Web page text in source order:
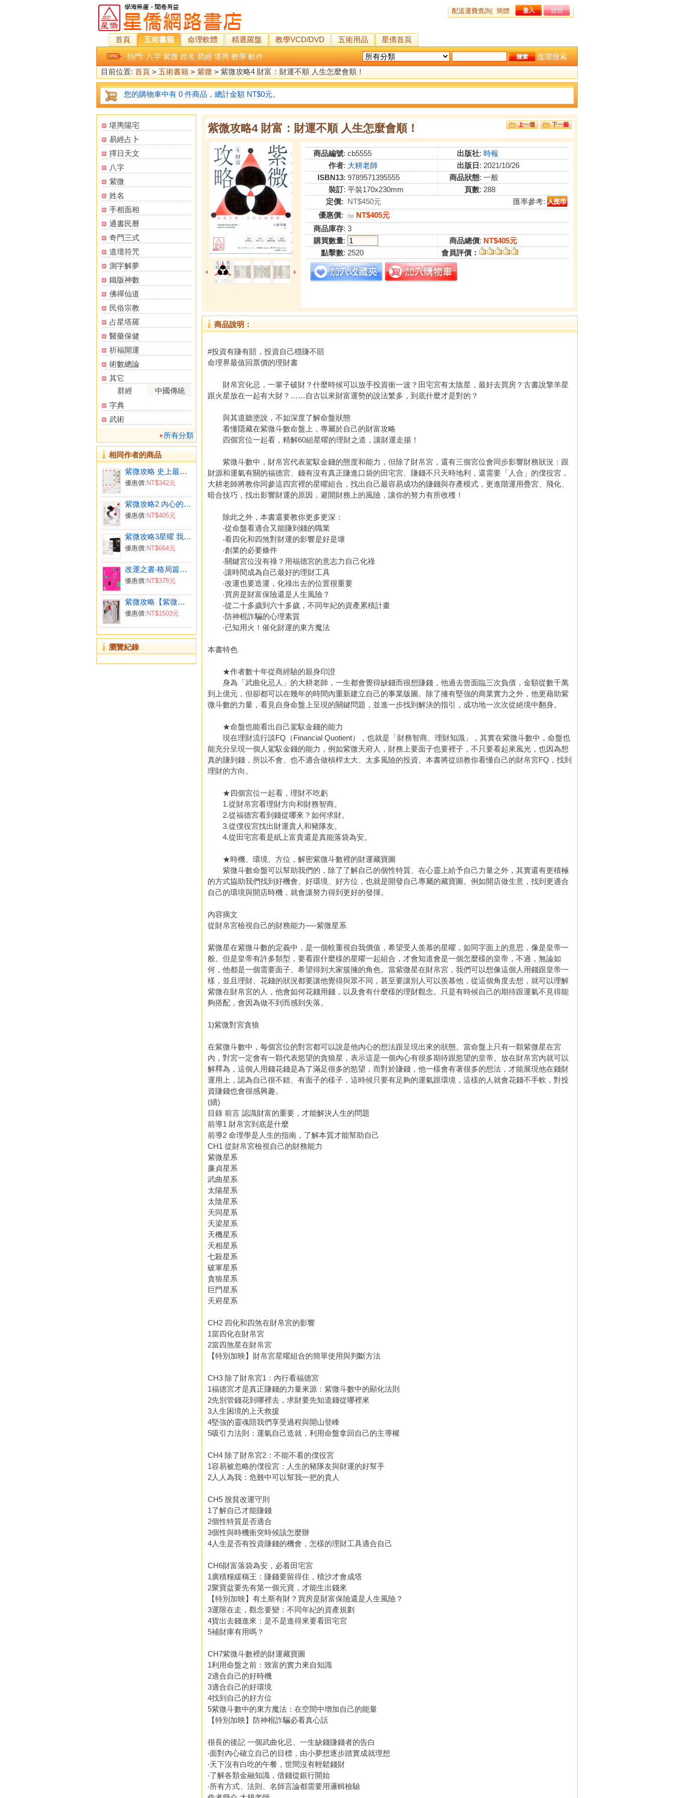
配送運費查詢 簡體
首頁 五術書籍 命理軟體 精選羅盤 教學VCD/DVD 五術用品
星僑首頁
熱門: 八字 紫微 姓名 易經 堪輿 教學 軟件
進階搜索
目前位置: 首頁 > 五術書籍 > 紫微 > 紫微攻略4 財富：財運不順 人生怎麼會順！
您的購物車中有 0 件商品，總計金額 NT$0元。
堪輿陽宅
易經占卜
擇日天文
八字
紫微
姓名
手相面相
通書民曆
奇門三式
道壇符咒
測字解夢
鐵版神數
佛禪仙道
民俗宗教
占星塔羅
醫藥保健
祈福開運
術數總論
其它
群經
中國傳統
字典
武術
所有分類
相同作者的商品
紫微攻略 史上最強運勢管理，了解12宮位，用斗數秘訣「煞忌交會」手法預測、避險有一套！
優惠價: NT$342元
紫微攻略2 內心的力量：看透宮位與祿權科忌，用飛化和自化手法， 規劃人生各面向的取捨關鍵！ （隨書贈《命理師真心話》一冊）
優惠價: NT$405元
紫微攻略3星曜 我們與真實自己的距離：史上最強星曜解盤！對宮為明鏡，透視深層人性(上集＋下集)
優惠價: NT$664元
改運之書‧格局篇：經營自己、找到助力、善用煞忌、創造吉化，超前布局！
優惠價: NT$378元
紫微攻略【紫微斗數學習套組】（全四冊附書盒）（附贈占卜手帳）
優惠價: NT$1503元
瀏覽紀錄
紫微攻略4 財富：財運不順 人生怎麼會順！
商品編號: cb5555 出版社: 時報
作者: 大耕老師 出版日 : 2021/10/26
ISBN13: 9789571395555 商品狀態: 一般
裝訂: 平裝170x230mm 頁數: 288
定價: NT$450元
匯率參考:
優惠價:
9折 NT$405元
商品庫存: 3
購買數量: 商品總價: NT$405元
點擊數: 2520 會員評價：
商品說明：
#投資有賺有賠，投資自己穩賺不賠
命理界最值回票價的理財書
財帛宮化忌，一輩子破財？什麼時候可以放手投資衝一波？田宅宮有太陰星，最好去買房？古書說擎羊星
跟火星放在一起有大財？……自古以來財富運勢的說法繁多，到底什麼才是對的？
與其道聽塗說，不如深度了解命盤狀態
看懂隱藏在紫微斗數命盤上，專屬於自己的財富攻略
四個宮位一起看，精解60組星曜的理財之道，讓財運走揚！
紫微斗數中，財帛宮代表駕馭金錢的態度和能力，但除了財帛宮，還有三個宮位會同步影響財務狀況：跟
財源和運氣有關的福德宮、錢有沒有真正賺進口袋的田宅宮、賺錢不只天時地利，還需要「人合」的僕役宮，
大耕老師將教你同參這四宮裡的星曜組合，找出自己最容易成功的賺錢與存產模式，更進階運用疊宮、飛化、
暗合技巧，找出影響財運的原因，避開財務上的風險，讓你的努力有所收穫！
除此之外，本書還要教你更多更深：
‧從命盤看適合又能賺到錢的職業
‧看四化和四煞對財運的影響是好是壞
‧創業的必要條件
‧關鍵宮位沒有祿？用福德宮的意志力自己化祿
‧讓時間成為自己最好的理財工具
‧改運也要造運，化祿出去的位置很重要
‧買房是財富保險還是人生風險？
‧從二十多歲到六十多歲，不同年紀的資產累積計畫
‧防神棍詐騙的心理素質
‧已知用火！催化財運的東方魔法
本書特色
★作者數十年從商經驗的親身印證
身為「武曲化忌人」的大耕老師，一生都會覺得缺錢而很想賺錢，他過去曾面臨三次負債，金額從數千萬
到上億元，但卻都可以在幾年的時間內重新建立自己的事業版圖。除了擁有堅強的商業實力之外，他更藉助紫
微斗數的力量，看見自身命盤上呈現的關鍵問題，並進一步找到解決的指引，成功地一次次從絕境中翻身。
★命盤也能看出自己駕馭金錢的能力
現在理財流行談FQ（Financial Quotient），也就是「財務智商、理財知識」，其實在紫微斗數中，命盤也
能充分呈現一個人駕馭金錢的能力，例如紫微天府人，財務上要面子也要裡子，不只要看起來風光，也因為想
真的賺到錢，所以不會、也不適合做槓桿太大、太多風險的投資。本書將從頭教你看懂自己的財帛宮FQ，找到
理財的方向。
★四個宮位一起看，理財不吃虧
1.從財帛宮看理財方向和財務智商。
2.從福德宮看到錢從哪來？如何求財。
3.從僕役宮找出財運貴人和豬隊友。
4.從田宅宮看是紙上富貴還是真能落袋為安。
★時機、環境、方位，解密紫微斗數裡的財運藏寶圖
紫微斗數命盤可以幫助我們的，除了了解自己的個性特質、在心靈上給予自己力量之外，其實還有更積極
的方式協助我們找到好機會、好環境、好方位，也就是開發自己專屬的藏寶圖。例如開店做生意，找到更適合
自己的環境與開店時機，就會讓努力得到更好的發揮。
內容摘文
從財帛宮檢視自己的財務能力──紫微星系
紫微星在紫微斗數的定義中，是一個較重視自我價值，希望受人羨慕的星曜，如同字面上的意思，像是皇帝一
般。但是皇帝有許多類型，要看跟什麼樣的星曜一起組合，才會知道會是一個怎麼樣的皇帝，不過，無論如
何，他都是一個需要面子、希望得到大家簇擁的角色。當紫微星在財帛宮，我們可以想像這個人用錢跟皇帝一
樣，並且理財、花錢的狀況都要讓他覺得與眾不同，甚至要讓別人可以羨慕他，從這個角度去想，就可以理解
紫微在財帛宮的人，他會如何花錢用錢，以及會有什麼樣的理財觀念。只是有時候自己的期待跟運氣不見得能
夠搭配，會因為做不到而感到失落。
1)紫微對宮貪狼
在紫微斗數中，每個宮位的對宮都可以說是他內心的想法跟呈現出來的狀態。當命盤上只有一顆紫微星在宮
內，對宮一定會有一顆代表慾望的貪狼星，表示這是一個內心有很多期待跟慾望的皇帝。放在財帛宮內就可以
解釋為，這個人用錢花錢是為了滿足很多的慾望，而對於賺錢，他一樣會有著很多的想法，才能展現他在錢財
運用上，認為自己很不錯、有面子的樣子，這時候只要有足夠的運氣跟環境，這樣的人就會花錢不手軟，對投
資賺錢也會很感興趣。
(續)
目錄 前言 認識財富的重要，才能解決人生的問題
前導1 財帛宮到底是什麼
前導2 命理學是人生的指南，了解本質才能幫助自己
CH1 從財帛宮檢視自己的財務能力
紫微星系
廉貞星系
武曲星系
太陽星系
太陰星系
天同星系
天梁星系
天機星系
天相星系
七殺星系
破軍星系
貪狼星系
巨門星系
天府星系
CH2 四化和四煞在財帛宮的影響
1當四化在財帛宮
2當四煞星在財帛宮
【特別加映】財帛宮星曜組合的簡單使用與判斷方法
CH3 除了財帛宮1：內行看福德宮
1福德宮才是真正賺錢的力量來源：紫微斗數中的顯化法則
2先別管錢花到哪裡去，求財要先知道錢從哪裡來
3人生困境的上天救援
4堅強的靈魂陪我們享受過程與開山登峰
5吸引力法則：運氣自己造就，利用命盤拿回自己的主導權
CH4 除了財帛宮2：不能不看的僕役宮
1容易被忽略的僕役宮：人生的豬隊友與財運的好幫手
2人人為我：危難中可以幫我一把的貴人
CH5 脫貧改運守則
1了解自己才能賺錢
2個性特質是否適合
3個性與時機衝突時候該怎麼辦
4人生是否有投資賺錢的機會，怎樣的理財工具適合自己
CH6財富落袋為安，必看田宅宮
1廣積糧緩稱王：賺錢要留得住，積沙才會成塔
2聚寶盆要先有第一個元寶，才能生出錢來
【特別加映】有土斯有財？買房是財富保險還是人生風險？
3運限在走，觀念要變：不同年紀的資產規劃
4貨出去錢進來：是不是進得來要看田宅宮
5補財庫有用嗎？
CH7紫微斗數裡的財運藏寶圖
1利用命盤之前：致富的實力來自知識
2適合自己的好時機
3適合自己的好環境
4找到自己的好方位
5紫微斗數中的東方魔法：在空間中增加自己的能量
【特別加映】防神棍詐騙必看真心話
很長的後記 一個武曲化忌、一生缺錢賺錢者的告白
‧面對內心確立自己的目標，由小夢想逐步踏實成就理想
‧天下沒有白吃的午餐，世間沒有輕鬆錢財
‧了解各類金融知識，借錢從銀行開始
‧所有方式、法則、名師言論都需要用邏輯檢驗